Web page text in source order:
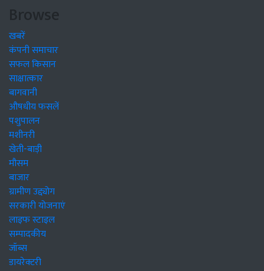
Browse
खबरें
कंपनी समाचार
सफल किसान
साक्षात्कार
बागवानी
औषधीय फसलें
पशुपालन
मशीनरी
खेती-बाड़ी
मौसम
बाजार
ग्रामीण उद्द्योग
सरकारी योजनाएं
लाइफ स्टाइल
सम्पादकीय
जॉब्स
डायरेक्टरी